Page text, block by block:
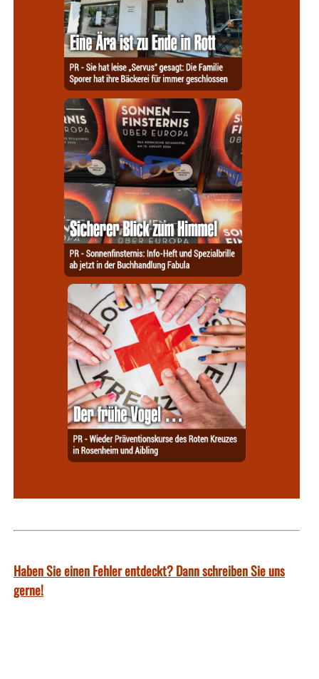
Haben Sie einen Fehler entdeckt? Dann schreiben Sie uns
gerne!